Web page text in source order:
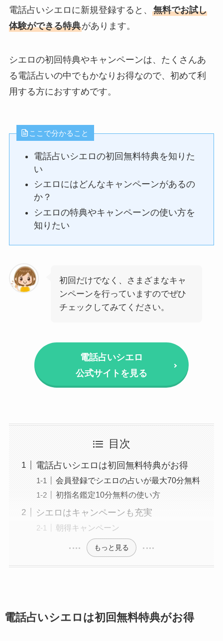
電話占いシエロに新規登録すると、 無料でお試し
体験ができる特典があります。
シエロの初回特典やキャンペーンは、たくさんあ
る電話占いの中でもかなりお得なので、初めて利
用する方におすすめです。
ここで分かること
電話占いシエロの初回無料特典を知りた
い
シエロにはどんなキャンペーンがあるの
か？
シエロの特典やキャンペーンの使い方を
知りたい
初回だけでなく、さまざまなキャ
ンペーンを行っていますのでぜひ
チェックしてみてください。
電話占いシエロ
公式サイトを見る
目次
電話占いシエロは初回無料特典がお得
会員登録でシエロの占いが最大70分無料
初指名鑑定10分無料の使い方
シエロはキャンペーンも充実
朝得キャンペーン
もっと見る
電話占いシエロは初回無料特典がお得